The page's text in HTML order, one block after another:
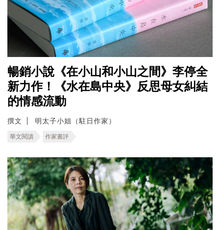
暢銷小說《在小山和小山之間》李停全
新力作！《水在島中央》反思母女糾結
的情感流動
撰文 明太子小姐（駐日作家）
華文閱讀 作家書評